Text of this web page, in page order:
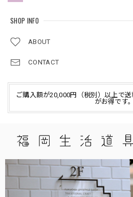
SHOP INFO
ABOUT
CONTACT
ご購入額が20,000円（税別）以上で
がお得です。